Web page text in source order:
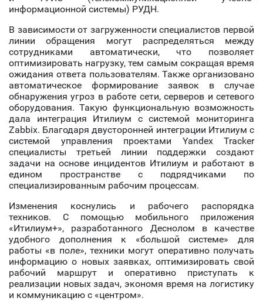
информационной системы) РУДН.
В зависимости от загруженности специалистов первой
линии обращения могут распределяться между
сотрудниками автоматически, что позволяет
оптимизировать нагрузку, тем самым сокращая время
ожидания ответа пользователям. Также организовано
автоматическое формирование заявок в случае
обнаружения угроз в работе сети, серверов и сетевого
оборудования. Такую функциональную возможность
дала интеграция Итилиум с системой мониторинга
Zabbix. Благодаря двусторонней интеграции Итилиум с
системой управления проектами Yandex Tracker
специалисты третьей линии поддержки создают
задачи на основе инцидентов Итилиум и работают в
едином пространстве с подрядчиками по
специализированным рабочим процессам.
Изменения коснулись и рабочего распорядка
техников. С помощью мобильного приложения
«Итилиум+», разработанного Деснолом в качестве
удобного дополнения к «большой системе» для
работы «в поле», техники могут оперативно получать
информацию о новых заявках, оптимизировать свой
рабочий маршрут и оперативно приступать к
реализации новых задач, экономя время на логистику
и коммуникацию с «центром».